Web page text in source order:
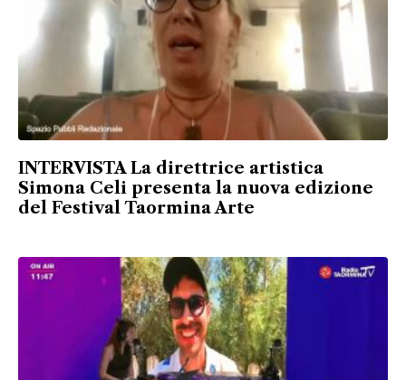
INTERVISTA La direttrice artistica
Simona Celi presenta la nuova edizione
del Festival Taormina Arte